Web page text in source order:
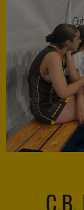
C.B.